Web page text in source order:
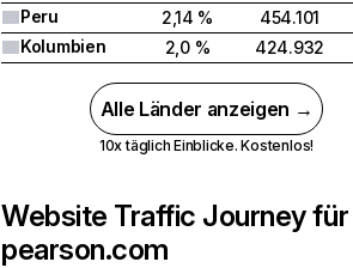
Peru
2,14 %
454.101
Kolumbien
2,0 % 424.932
Alle Länder anzeigen →
10x täglich Einblicke. Kostenlos!
Website Traffic Journey für
pearson.com